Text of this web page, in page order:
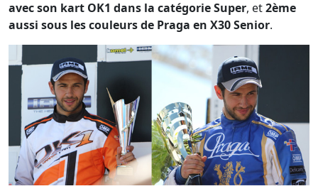
avec son kart OK1 dans la catégorie Super, et2ème
aussi sous les couleurs de Praga en X30 Senior.